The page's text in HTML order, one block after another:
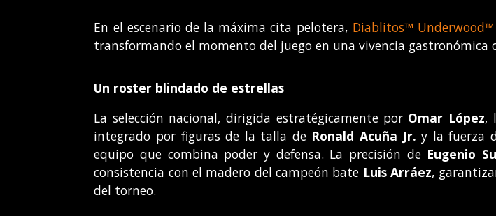
En el escenario de la máxima cita pelotera, Diablitos™ Underwood™
transformando el momento del juego en una vivencia gastronómica
Un roster blindado de estrellas
La selección nacional, dirigida estratégicamente por Omar López,
integrado por figuras de la talla de Ronald Acuña Jr. y la fuerza
equipo que combina poder y defensa. La precisión de Eugenio
consistencia con el madero del campeón bate Luis Arráez,
del torneo.